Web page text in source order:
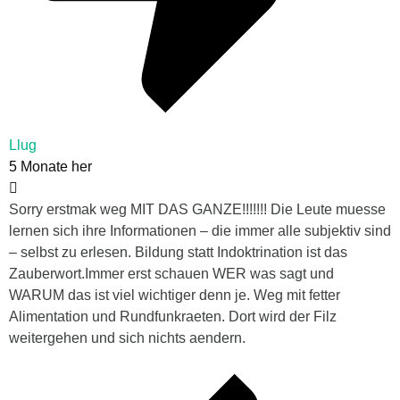
Llug
5 Monate her
Sorry erstmak weg MIT DAS GANZE!!!!!!! Die Leute muesse
lernen sich ihre Informationen – die immer alle subjektiv sind
– selbst zu erlesen. Bildung statt Indoktrination ist das
Zauberwort.Immer erst schauen WER was sagt und
WARUM das ist viel wichtiger denn je. Weg mit fetter
Alimentation und Rundfunkraeten. Dort wird der Filz
weitergehen und sich nichts aendern.